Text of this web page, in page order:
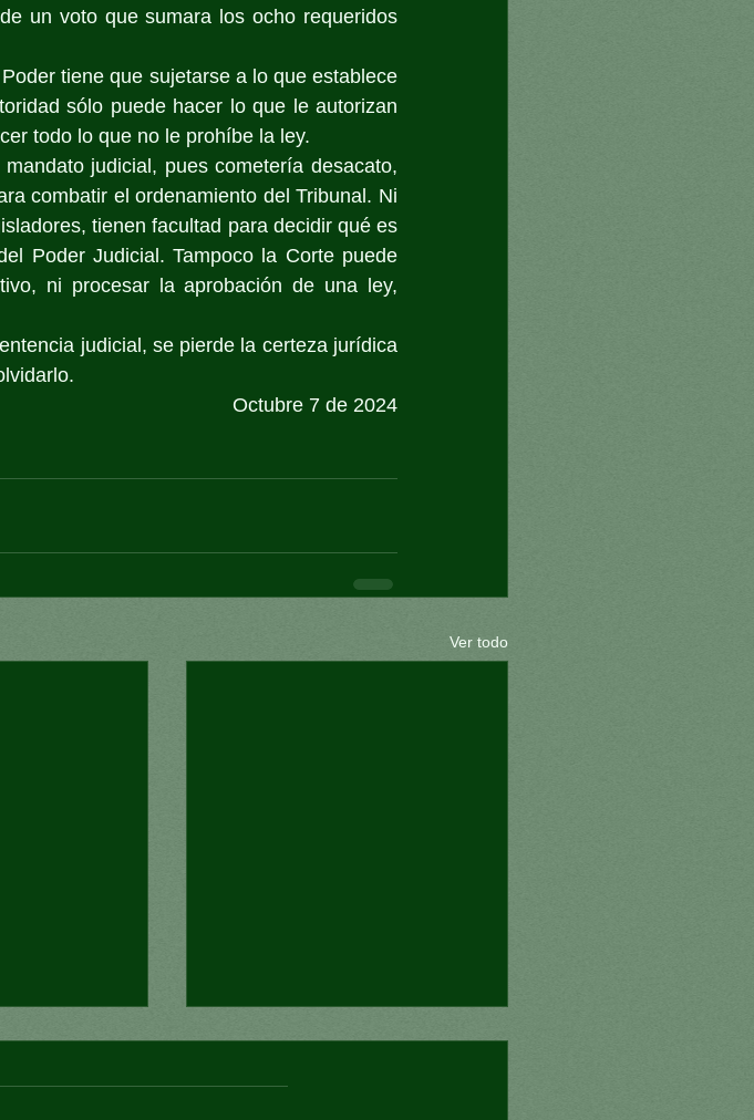
un voto que sumara los ocho requeridos
tiene que sujetarse a lo que establece
sólo puede hacer lo que le autorizan
todo lo que no le prohíbe la ley.
judicial, pues cometería desacato,
combatir el ordenamiento del Tribunal. Ni
tienen facultad para decidir qué es
Poder Judicial. Tampoco la Corte puede
ni procesar la aprobación de una ley,
judicial, se pierde la certeza jurídica
Octubre 7 de 2024
Ver todo